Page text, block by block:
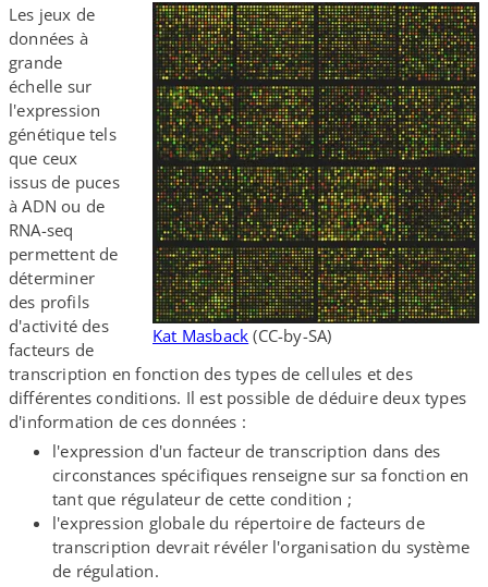
Kat Masback (CC-​by-​SA)
Les jeux de
données à
grande
échelle sur
l'expression
génétique tels
que ceux
issus de puces
à ADN ou de
RNA-​seq
permettent de
déterminer
des profils
d'activité des
facteurs de
transcription en fonction des types de cellules et des
différentes conditions. Il est possible de déduire deux types
d'information de ces données :
l'expression d'un facteur de transcription dans des
circonstances spécifiques renseigne sur sa fonction en
tant que régulateur de cette condition ;
l'expression globale du répertoire de facteurs de
transcription devrait révéler l'organisation du système
de régulation.